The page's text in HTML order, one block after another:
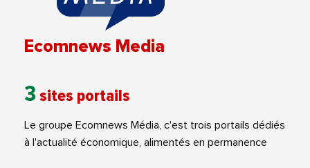
Ecomnews Media
3 sites portails
Le groupe Ecomnews Média, c'est trois portails dédiés
à l'actualité économique, alimentés en permanence